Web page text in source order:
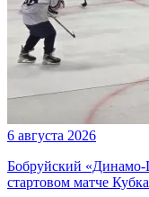
6 августа 2026
Бобруйский
стартовом матче